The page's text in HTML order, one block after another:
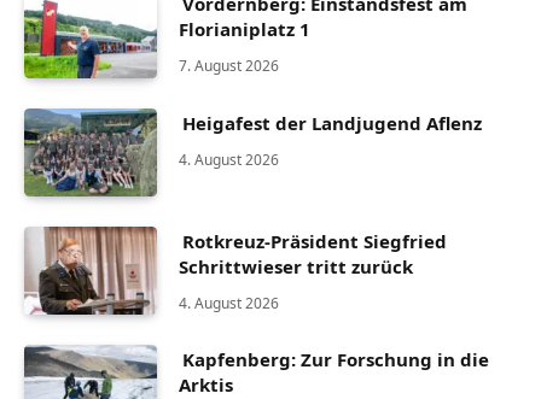
Florianiplatz 1
7. August 2026
Heigafest der Landjugend Aflenz
4. August 2026
Rotkreuz-Präsident Siegfried
Schrittwieser tritt zurück
4. August 2026
Kapfenberg: Zur Forschung in die
Arktis